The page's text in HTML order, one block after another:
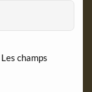
Les champs